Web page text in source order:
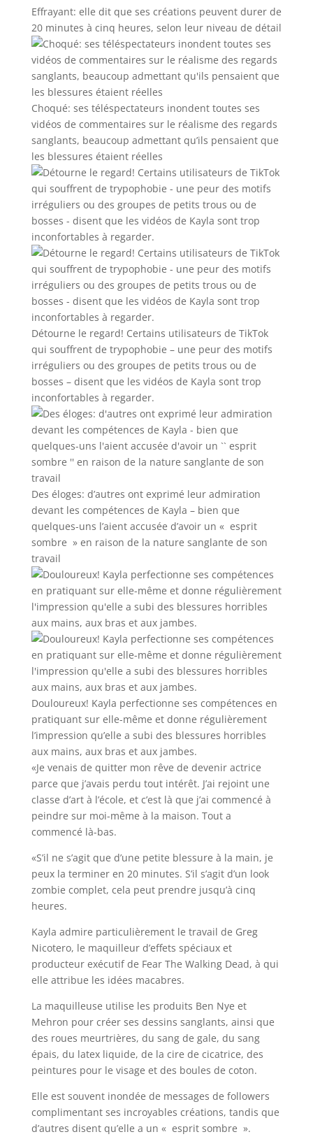
Effrayant: elle dit que ses créations peuvent durer de
20 minutes à cinq heures, selon leur niveau de détail
Choqué: ses téléspectateurs inondent toutes ses
vidéos de commentaires sur le réalisme des regards
sanglants, beaucoup admettant qu’ils pensaient que
les blessures étaient réelles
Détourne le regard! Certains utilisateurs de TikTok
qui souffrent de trypophobie – une peur des motifs
irréguliers ou des groupes de petits trous ou de
bosses – disent que les vidéos de Kayla sont trop
inconfortables à regarder.
Des éloges: d’autres ont exprimé leur admiration
devant les compétences de Kayla – bien que
quelques-uns l’aient accusée d’avoir un « esprit
sombre » en raison de la nature sanglante de son
travail
Douloureux! Kayla perfectionne ses compétences en
pratiquant sur elle-même et donne régulièrement
l’impression qu’elle a subi des blessures horribles
aux mains, aux bras et aux jambes.
«Je venais de quitter mon rêve de devenir actrice
parce que j’avais perdu tout intérêt. J’ai rejoint une
classe d’art à l’école, et c’est là que j’ai commencé à
peindre sur moi-même à la maison. Tout a
commencé là-bas.
«S’il ne s’agit que d’une petite blessure à la main, je
peux la terminer en 20 minutes. S’il s’agit d’un look
zombie complet, cela peut prendre jusqu’à cinq
heures.
Kayla admire particulièrement le travail de Greg
Nicotero, le maquilleur d’effets spéciaux et
producteur exécutif de Fear The Walking Dead, à qui
elle attribue les idées macabres.
La maquilleuse utilise les produits Ben Nye et
Mehron pour créer ses dessins sanglants, ainsi que
des roues meurtrières, du sang de gale, du sang
épais, du latex liquide, de la cire de cicatrice, des
peintures pour le visage et des boules de coton.
Elle est souvent inondée de messages de followers
complimentant ses incroyables créations, tandis que
d’autres disent qu’elle a un « esprit sombre ».